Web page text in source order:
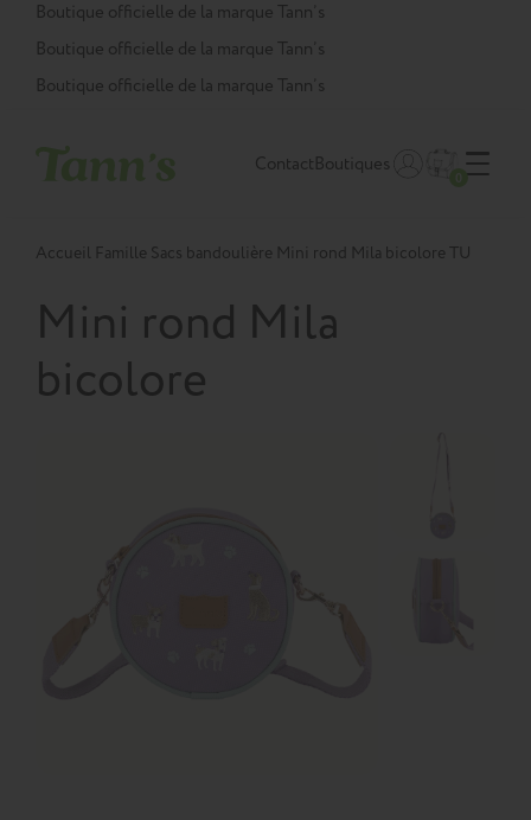
Panneau de gestion des cookies
Boutique officielle de la marque Tann’s
Boutique officielle de la marque Tann’s
Boutique officielle de la marque Tann’s
ContactBoutiques
Accueil Famille Sacs bandoulière Mini rond Mila bicolore TU
Mini rond Mila
bicolore